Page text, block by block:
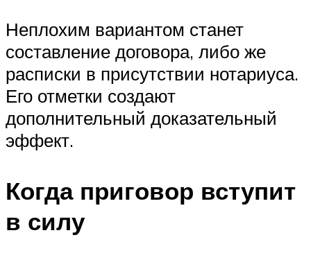
Неплохим вариантом станет
составление договора, либо же
расписки в присутствии нотариуса.
Его отметки создают
дополнительный доказательный
эффект.
Когда приговор вступит
в силу